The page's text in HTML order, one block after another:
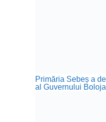
Primăria Sebeș a
al Guvernului